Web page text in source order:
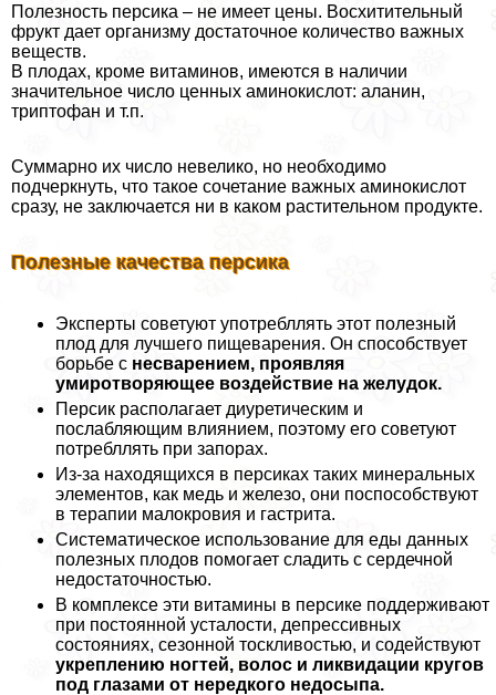
Полезность персика – не имеет цены. Восхитительный
фрукт дает организму достаточное количество важных
веществ.
В плодах, кроме витаминов, имеются в наличии
значительное число ценных аминокислот: аланин,
триптофан и т.п.
Суммарно их число невелико, но необходимо
подчеркнуть, что такое сочетание важных аминокислот
сразу, не заключается ни в каком растительном продукте.
Полезные качества персика
Эксперты советуют употрeбллять этот полезный
плод для лучшего пищеварения. Он способствует
борьбе с несварением, проявляя
умиротворяющее воздействие на желудок.
Персик располагает диуретическим и
послабляющим влиянием, поэтому его советуют
потрeбллять при запорах.
Из-за находящихся в персиках таких минеральных
элементов, как медь и железо, они поспособствуют
в терапии малокровия и гастрита.
Систематическое использование для еды данных
полезных плодов помогает сладить с сердечной
недостаточностью.
В комплексе эти витамины в персике поддерживают
при постоянной усталости, депрессивных
состояниях, сезонной тоскливостью, и содействуют
укреплению ногтей, волос и ликвидации кругов
под глазами от нередкого недосыпа.